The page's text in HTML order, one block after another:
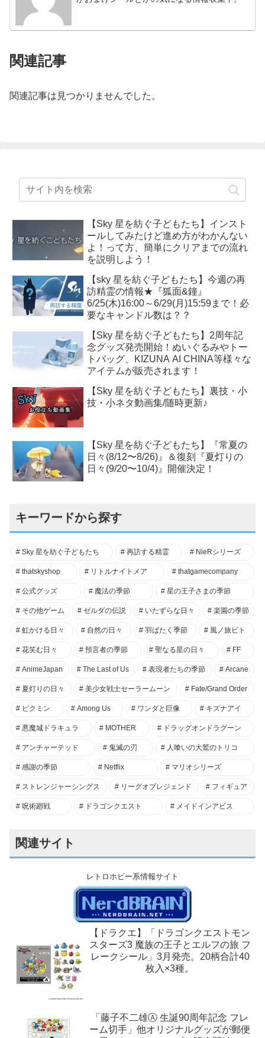
関連記事
関連記事は見つかりませんでした。
【Sky 星を紡ぐ子どもたち】インスト
ールしてみたけど進め方がわかんない
よ！って方、簡単にクリアまでの流れ
を説明しよう！
【sky 星を紡ぐ子どもたち】今週の再
訪精霊の情報★『狐面&鐘』
6/25(木)16:00～6/29(月)15:59まで！必
要なキャンドル数は？？
【Sky 星を紡ぐ子どもたち】2周年記
念グッズ発売開始！ぬいぐるみやトー
トバッグ、KIZUNA AI CHINA等様々な
アイテムが販売されます！
【Sky 星を紡ぐ子どもたち】裏技・小
技・小ネタ動画集/随時更新♪
【Sky 星を紡ぐ子どもたち】『常夏の
日々(8/12〜8/26)』＆復刻『夏灯りの
日々(9/20〜10/4)』開催決定！
キーワードから探す
Sky 星を紡ぐ子どもたち 再訪する精霊 NieRシリーズ
thatskyshop リトルナイトメア thatgamecompany
公式グッズ 魔法の季節 星の王子さまの季節
その他ゲーム ゼルダの伝説 いたずらな日々 楽園の季節
虹かける日々 自然の日々 羽ばたく季節 風ノ旅ビト
花笑む日々 預言者の季節 聖なる星の日々 FF
AnimeJapan The Last of Us 表現者たちの季節 Arcane
夏灯りの日々 美少女戦士セーラームーン Fate/Grand Order
ピクミン Among Us ワンダと巨像 キズナアイ
悪魔城ドラキュラ MOTHER ドラッグオンドラグーン
アンチャーテッド 鬼滅の刃 人喰いの大鷲のトリコ
感謝の季節 Netflix マリオシリーズ
ストレンジャーシングス リーグオブレジェンド フィギュア
呪術廻戦 ドラゴンクエスト メイドインアビス
関連サイト
レトロホビー系情報サイト
【ドラクエ】「ドラゴンクエストモン
スターズ3 魔族の王子とエルフの旅 フ
レークシール」3月発売。20柄合計40
枚入×3種。
「藤子不二雄Ⓐ 生誕90周年記念 フレ
ーム切手」他オリジナルグッズが郵便